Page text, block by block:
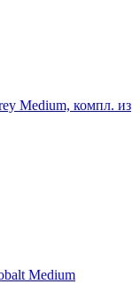
Medium, компл. из
Medium